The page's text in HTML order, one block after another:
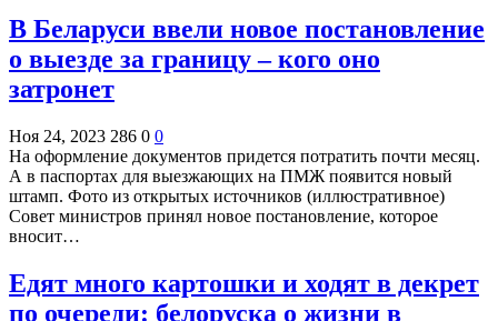
В Беларуси ввели новое постановление
о выезде за границу – кого оно
затронет
Ноя 24, 2023 286 0 0
На оформление документов придется потратить почти месяц.
А в паспортах для выезжающих на ПМЖ появится новый
штамп. Фото из открытых источников (иллюстративное)
Совет министров принял новое постановление, которое
вносит…
Едят много картошки и ходят в декрет
по очереди: белоруска о жизни в